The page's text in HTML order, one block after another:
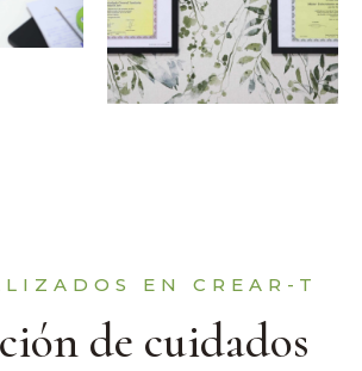
EN CREAR-T
de cuidados